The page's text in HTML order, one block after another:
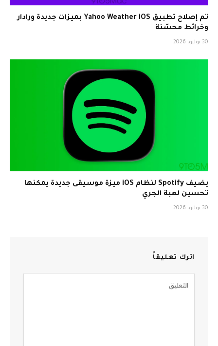
تم إصلاح تطبيق Yahoo Weather iOS بميزات جديدة ورادار
وخرائط محسّنة
30 يوليو، 2026
يضيف Spotify لنظام iOS ميزة موسيقى جديدة يمكنها
تحسين لعبة الجري
30 يوليو، 2026
اترك تعليقاً